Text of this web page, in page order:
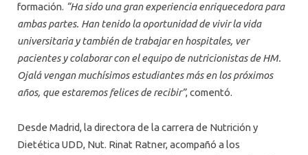
formación. “Ha sido una gran experiencia enriquecedora para
ambas partes. Han tenido la oportunidad de vivir la vida
universitaria y también de trabajar en hospitales, ver
pacientes y colaborar con el equipo de nutricionistas de HM.
Ojalá vengan muchísimos estudiantes más en los próximos
años, que estaremos felices de recibir”, comentó.
Desde Madrid, la directora de la carrera de Nutrición y
Dietética UDD, Nut. Rinat Ratner, acompañó a los